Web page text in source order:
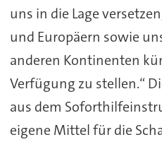
uns in die Lage
und Europäern sowie
anderen Kontinenten
Verfügung zu stellen.“
aus dem
eigene Mittel für die